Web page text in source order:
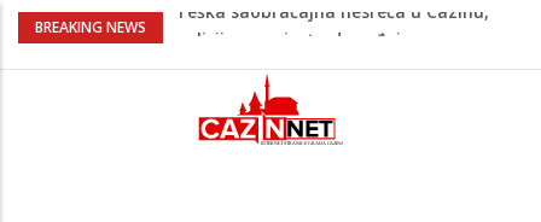
BREAKING NEWS
Ovo je 24-godišnji mladić koji je izgubio
Na Ahiret preselio LJUBIJANKIĆ (Hasan)
Na Ahiret preselio HALILOVIĆ (Smajil)